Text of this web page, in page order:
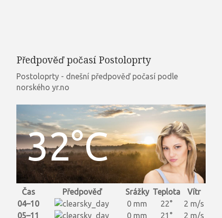
Předpověď počasí Postoloprty
Postoloprty - dnešní předpověď počasí podle
norského yr.no
32°C
Čas Předpověď Srážky Teplota
Vítr
04–10
0 mm 22°
2 m/s
05–11
0 mm 21°
2 m/s